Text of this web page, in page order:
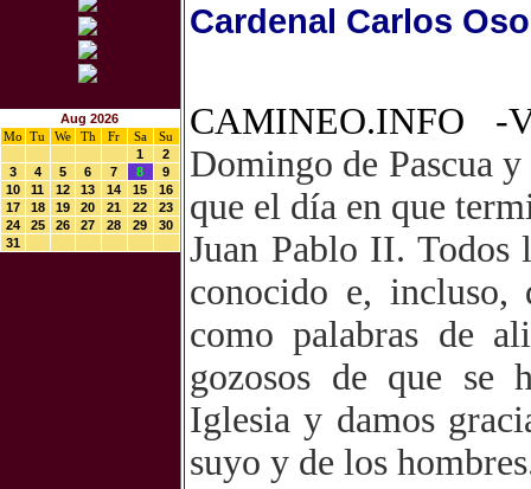
Aug 2026
Mo
Tu We Th Fr Sa
Su
1
2
3
4 5 6 7 8
9
10
11 12 13 14 15
16
17
18 19 20 21 22
23
24
25 26 27 28 29
30
31
Cardenal Carlos
CAMINEO.INFO -
Domingo de Pascua
que el día en que
Juan Pablo II. Todos
conocido e,
como palabras de
gozosos de que se
Iglesia y damos
suyo y de los